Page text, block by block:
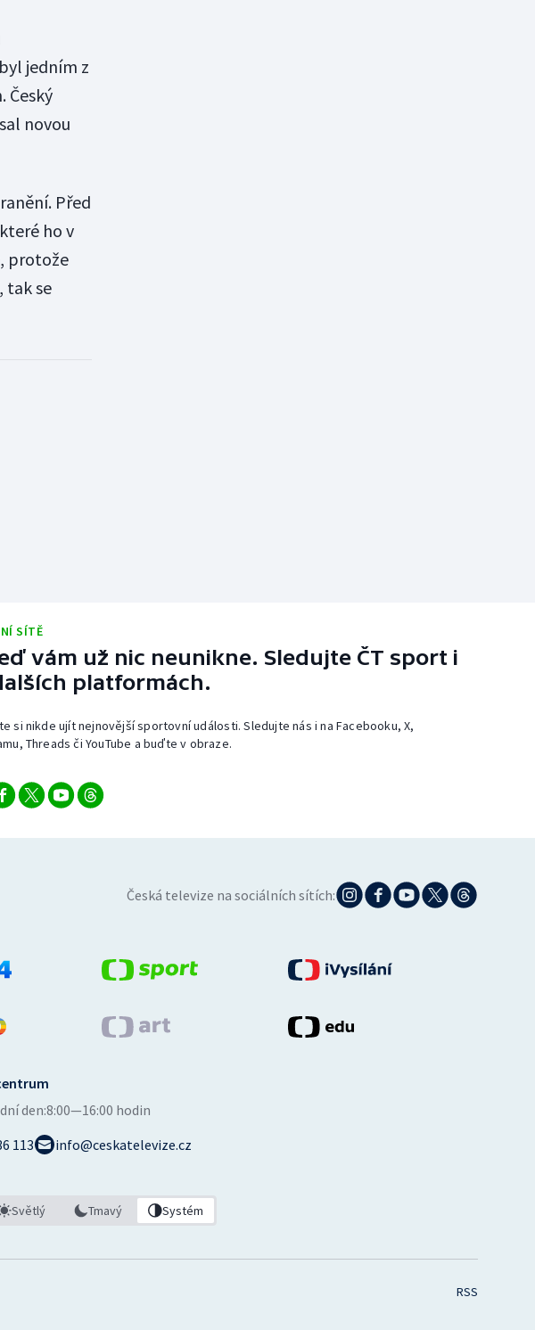
jedním z
Český
novou
Před
ho v
protože
tak se
SÍTĚ
vám už nic neunikne. Sledujte ČT sport i
platformách.
si nikde ujít nejnovější sportovní události. Sledujte nás i na Facebooku, X,
Threads či YouTube a buďte v obraze.
Česká televize na sociálních sítích:
den:8:00—16:00 hodin
113
info@ceskatelevize.cz
Světlý Tmavý Systém
RSS